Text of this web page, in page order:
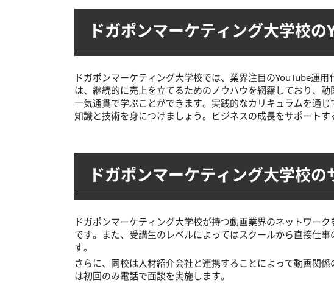
ドガポンマーケティング大学校
ドガポンマーケティング大学校では、業界注目のYouTube運
は、継続的に売上を立てるためのノウハウを網羅しており、
一気通貫で学ぶことができます。実践的なカリキュラムを通
知識と技術を身につけましょう。ビジネスの成長をサポートす
ドガポンマーケティング大学校
ドガポンマーケティング大学校が持つ動画業界のネットワー
です。また、受講生のレベルによってはスクールから直接仕
す。
さらに、同校は人材紹介会社と連携することによって動画関
は初回のみ電話で面談を実施します。